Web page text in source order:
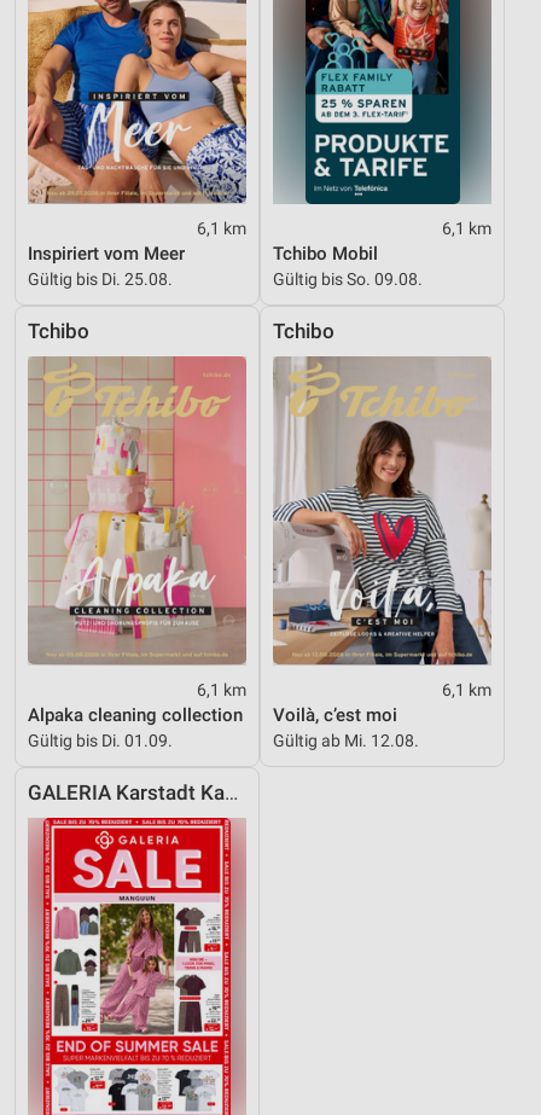
6,1 km
Inspiriert vom Meer
Gültig bis Di. 25.08.
6,1 km
Tchibo Mobil
Gültig bis So. 09.08.
Tchibo
6,1 km
Alpaka cleaning collection
Gültig bis Di. 01.09.
Tchibo
6,1 km
Voilà, c’est moi
Gültig ab Mi. 12.08.
GALERIA Karstadt Kaufhof